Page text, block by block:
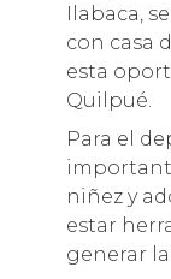
Ilabaca,
con casa
esta
Quilpué.
Para el
niñez y
estar
generar